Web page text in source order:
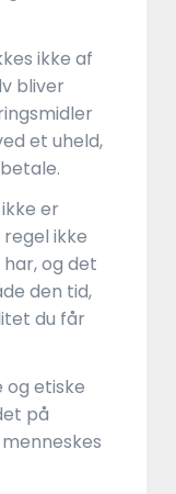
ikke af
bliver
et uheld,
er
ikke
og det
den tid,
du får
og etiske
på